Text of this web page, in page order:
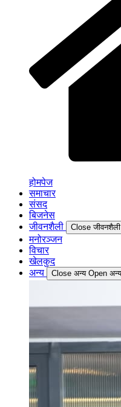
होमपेज
समाचार
संसद
बिजनेस
जीवनशैली
Close जीवनशैली
मनोरञ्जन
विचार
खेलकुद
अन्य
Close अन्य Open अन्य